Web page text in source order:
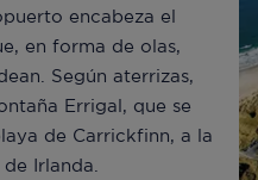
encabeza el
en forma de olas,
Según aterrizas,
Errigal, que se
de Carrickfinn, a la
Irlanda.